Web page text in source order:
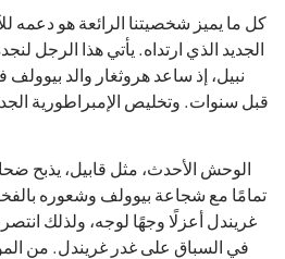
كل ما يميز شخصيتنا الرائعة هو دعمه
الجديد الذي ارتداه. يأتي هذا الرجل
نبيل، إذ ساعد هروثغار والد
قبل سنوات. وتخليص الإمبراطورية
الوحش الأحدث، مثل قابيل، يذبح
تمامًا مع شجاعة بيوولف وشعوره
غريندل أعزلًا وجهًا لوجه، ولذلك
في السباق على غدر غريندل. من